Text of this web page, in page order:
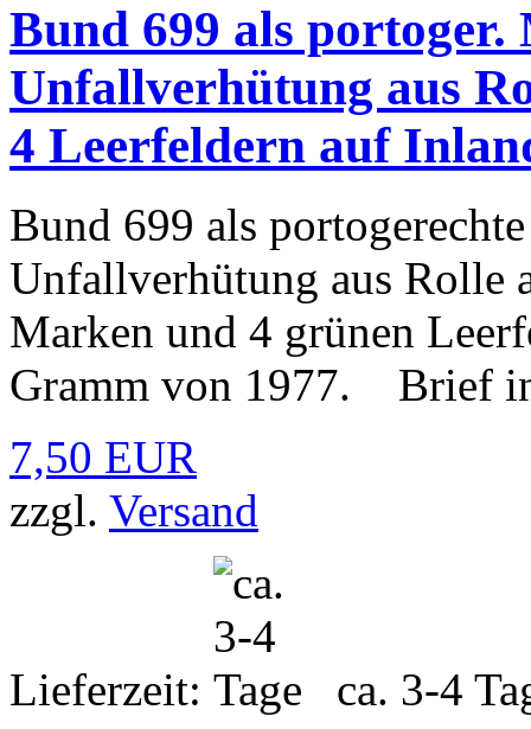
Bund 699 als portoger.
Unfallverhütung aus
4 Leerfeldern auf
Bund 699 als
Unfallverhütung aus Rolle
Marken und 4 grünen
Gramm von 1977. Brief
7,50 EUR
zzgl. Versand
Lieferzeit: ca. 3-4